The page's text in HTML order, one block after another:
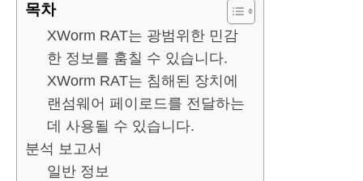
목차
XWorm RAT는 광범위한 민감
한 정보를 훔칠 수 있습니다.
XWorm RAT는 침해된 장치에
랜섬웨어 페이로드를 전달하는
데 사용될 수 있습니다.
분석 보고서
일반 정보